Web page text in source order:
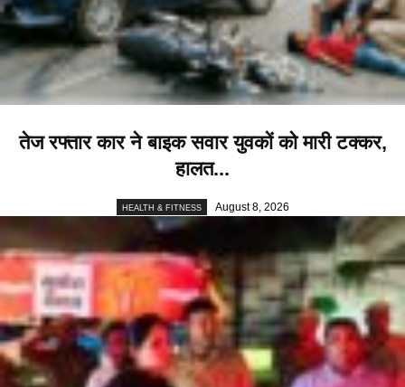
तेज रफ्तार कार ने बाइक सवार युवकों को मारी टक्कर,
हालत...
HEALTH & FITNESS August 8, 2026